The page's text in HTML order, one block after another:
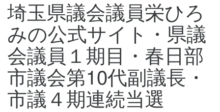
埼玉県議会議員栄ひろ
みの公式サイト・県議
会議員１期目・春日部
市議会第10代副議長・
市議４期連続当選